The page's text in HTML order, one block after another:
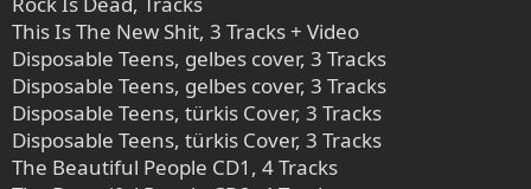
This Is The New Shit, 3 Tracks + Video
Disposable Teens, gelbes cover, 3 Tracks
Disposable Teens, gelbes cover, 3 Tracks
Disposable Teens, türkis Cover, 3 Tracks
Disposable Teens, türkis Cover, 3 Tracks
The Beautiful People CD1, 4 Tracks